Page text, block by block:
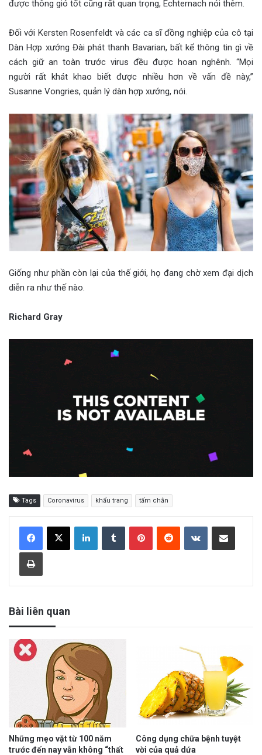
được thông gió tốt cũng rất quan trọng, Echternach nói thêm.
Đối với Kersten Rosenfeldt và các ca sĩ đồng nghiệp của cô tại
Dàn Hợp xướng Đài phát thanh Bavarian, bất kể thông tin gì về
cách giữ an toàn trước virus đều được hoan nghênh. “Mọi
người rất khát khao biết được nhiều hơn về vấn đề này,”
Susanne Vongries, quản lý dàn hợp xướng, nói.
Giống như phần còn lại của thế giới, họ đang chờ xem đại dịch
diễn ra như thế nào.
Richard Gray
Tags Coronavirus khẩu trang tấm chắn
Bài liên quan
Những mẹo vặt từ 100 năm
trước đến nay vẫn không “thất
Công dụng chữa bệnh tuyệt
vời của quả dứa